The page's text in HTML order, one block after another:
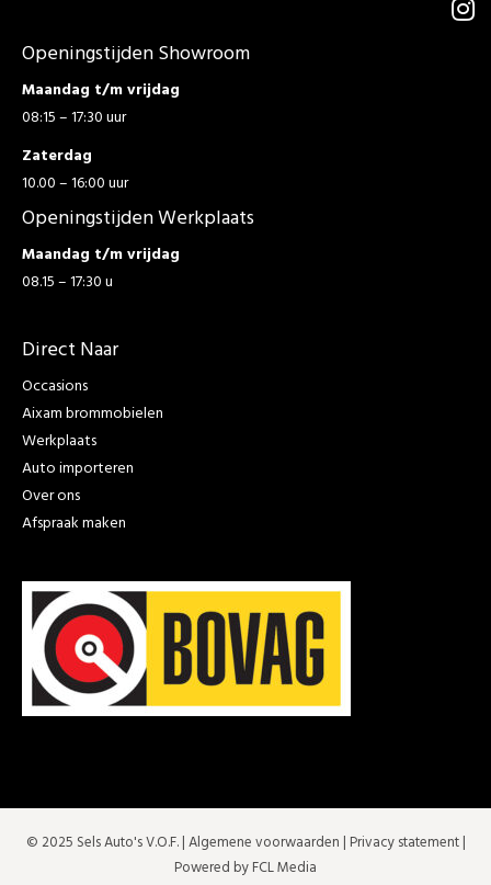
Openingstijden Showroom
Maandag t/m vrijdag
08:15 – 17:30 uur
Zaterdag
10.00 – 16:00 uur
Openingstijden Werkplaats
Maandag t/m vrijdag
08.15 – 17:30 u
Direct Naar
Occasions
Aixam brommobielen
Werkplaats
Auto importeren
Over ons
Afspraak maken
© 2025 Sels Auto's V.O.F. |Algemene voorwaarden | Privacy statement|
Powered by FCL Media